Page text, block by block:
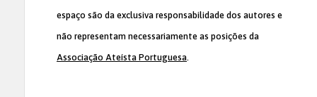
espaço são da exclusiva responsabilidade dos autores e
não representam necessariamente as posições da
Associação Ateísta Portuguesa.